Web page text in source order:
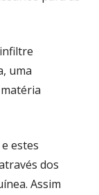
uma
estes
dos
Assim